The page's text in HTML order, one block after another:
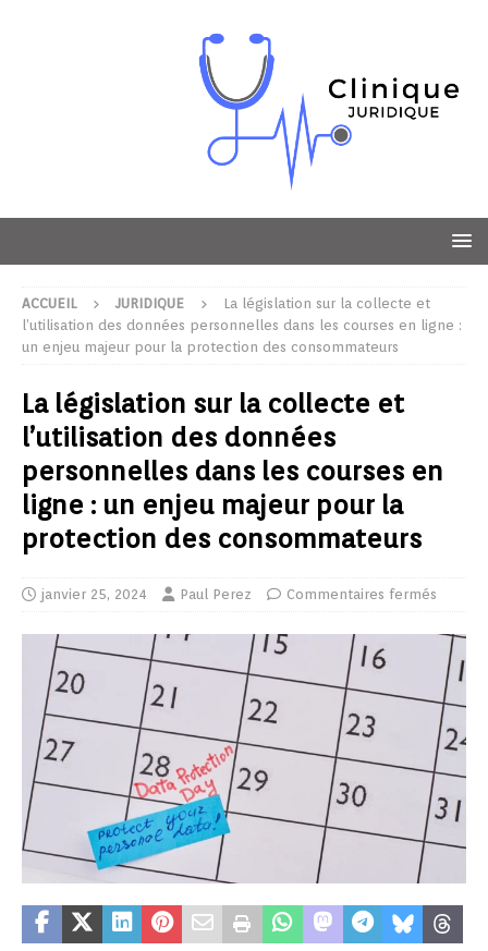
ACCUEIL JURIDIQUE
La législation sur la collecte et
l’utilisation des données personnelles dans les courses en ligne :
un enjeu majeur pour la protection des consommateurs
La législation sur la collecte et
l’utilisation des données
personnelles dans les courses en
ligne : un enjeu majeur pour la
protection des consommateurs
janvier 25, 2024 Paul Perez Commentaires fermés